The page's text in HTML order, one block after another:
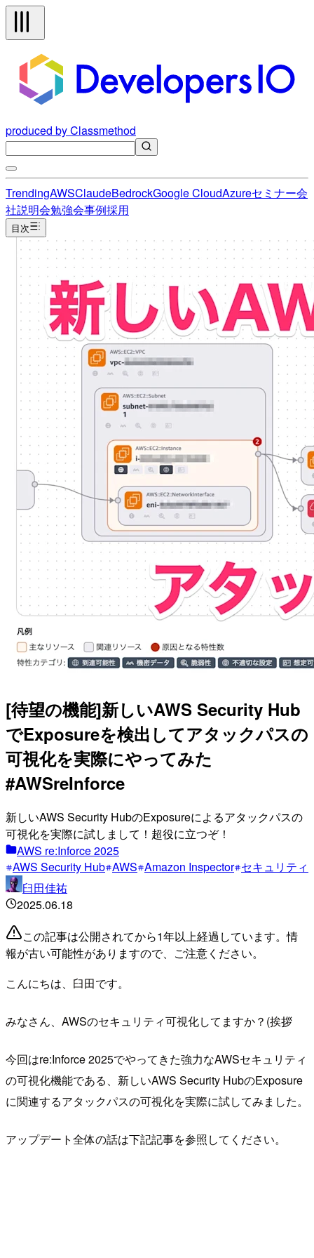
produced by Classmethod
TrendingAWSClaudeBedrockGoogle CloudAzureセミナー会
社説明会勉強会事例採用
目次
[待望の機能]新しいAWS Security Hub
でExposureを検出してアタックパスの
可視化を実際にやってみた
#AWSreInforce
新しいAWS Security HubのExposureによるアタックパスの
可視化を実際に試しまして！超役に立つぞ！
AWS re:Inforce 2025
AWS Security Hub AWS Amazon Inspector セキュリティ
臼田佳祐
2025.06.18
この記事は公開されてから1年以上経過しています。情
報が古い可能性がありますので、ご注意ください。
こんにちは、臼田です。
みなさん、AWSのセキュリティ可視化してますか？(挨拶
今回はre:Inforce 2025でやってきた強力なAWSセキュリティ
の可視化機能である、新しいAWS Security HubのExposure
に関連するアタックパスの可視化を実際に試してみました。
アップデート全体の話は下記記事を参照してください。